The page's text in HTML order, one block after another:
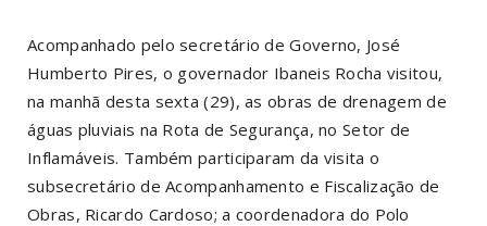
Acompanhado pelo secretário de Governo, José
Humberto Pires, o governador Ibaneis Rocha visitou,
na manhã desta sexta (29), as obras de drenagem de
águas pluviais na Rota de Segurança, no Setor de
Inflamáveis. Também participaram da visita o
subsecretário de Acompanhamento e Fiscalização de
Obras, Ricardo Cardoso; a coordenadora do Polo